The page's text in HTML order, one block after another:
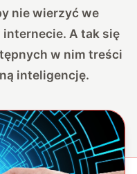
nie wierzyć we
A tak się
w nim treści
inteligencję.